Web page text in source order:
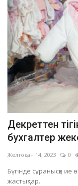
Декреттен
бухгалтер
Желтоқсан 14, 2023 0
Бүгінде сұранысқа ие
жастықтар.